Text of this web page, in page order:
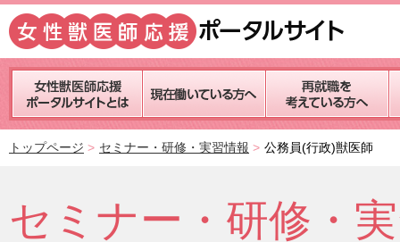
トップページ セミナー・研修・実習情報 公務員(行政)獣医師
セミナー・研修・